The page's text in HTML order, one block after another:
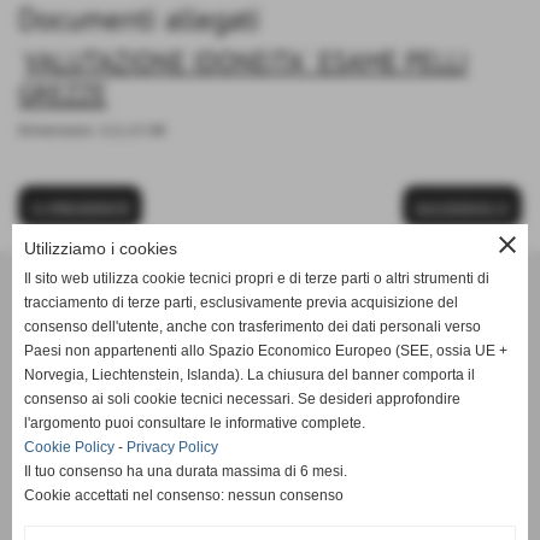
Documenti allegati
VALUTAZIONE IDONEITA´ ESAME PELLI
GREZZE
<< PRECEDENTE SUCCESSIVO >>
Sede legale e operativa:
close
Utilizziamo i cookies
Il sito web utilizza cookie tecnici propri e di terze parti o altri strumenti di
tracciamento di terze parti, esclusivamente previa acquisizione del
consenso dell'utente, anche con trasferimento dei dati personali verso
Paesi non appartenenti allo Spazio Economico Europeo (SEE, ossia UE +
Norvegia, Liechtenstein, Islanda). La chiusura del banner comporta il
consenso ai soli cookie tecnici necessari. Se desideri approfondire
l'argomento puoi consultare le informative complete.
Cookie Policy - Privacy Policy
Il tuo consenso ha una durata massima di 6 mesi.
Cookie accettati nel consenso: nessun consenso